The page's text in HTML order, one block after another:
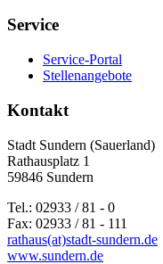
Service
Service-Portal
Stellenangebote
Kontakt
Stadt Sundern (Sauerland)
Rathausplatz 1
59846 Sundern
Tel.: 02933 / 81 - 0
Fax: 02933 / 81 - 111
rathaus(at)stadt-sundern.de
www.sundern.de